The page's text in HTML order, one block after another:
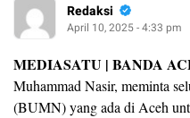
Redaksi
April 10, 2025 - 4:33 pm
MEDIASATU | BANDA
Muhammad Nasir, meminta
(BUMN) yang ada di Aceh